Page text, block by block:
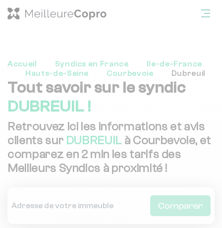
Accueil Syndics en France
Ile-de-France
Hauts-de-Seine
Courbevoie Dubreuil
Tout savoir sur le syndic
DUBREUIL !
Retrouvez ici les informations et avis
clients sur DUBREUIL à Courbevoie, et
comparez en 2 min les tarifs des
Meilleurs Syndics à proximité !
Comparer